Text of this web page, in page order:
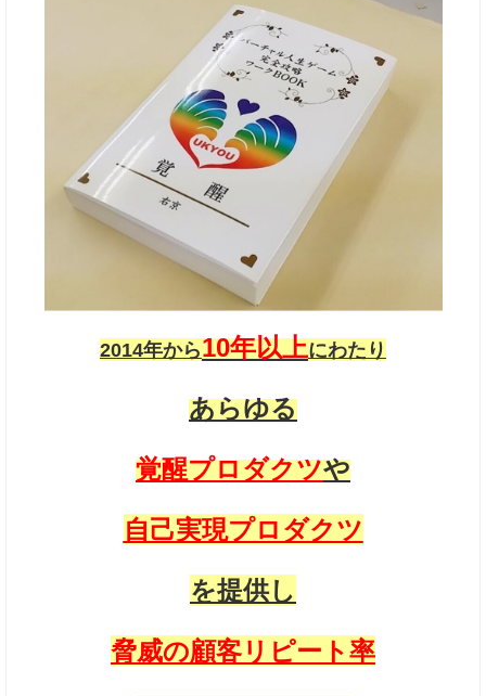
2014年から10年以上にわたり
あらゆる
覚醒プロダクツや
自己実現プロダクツ
を提供し
脅威の顧客リピート率